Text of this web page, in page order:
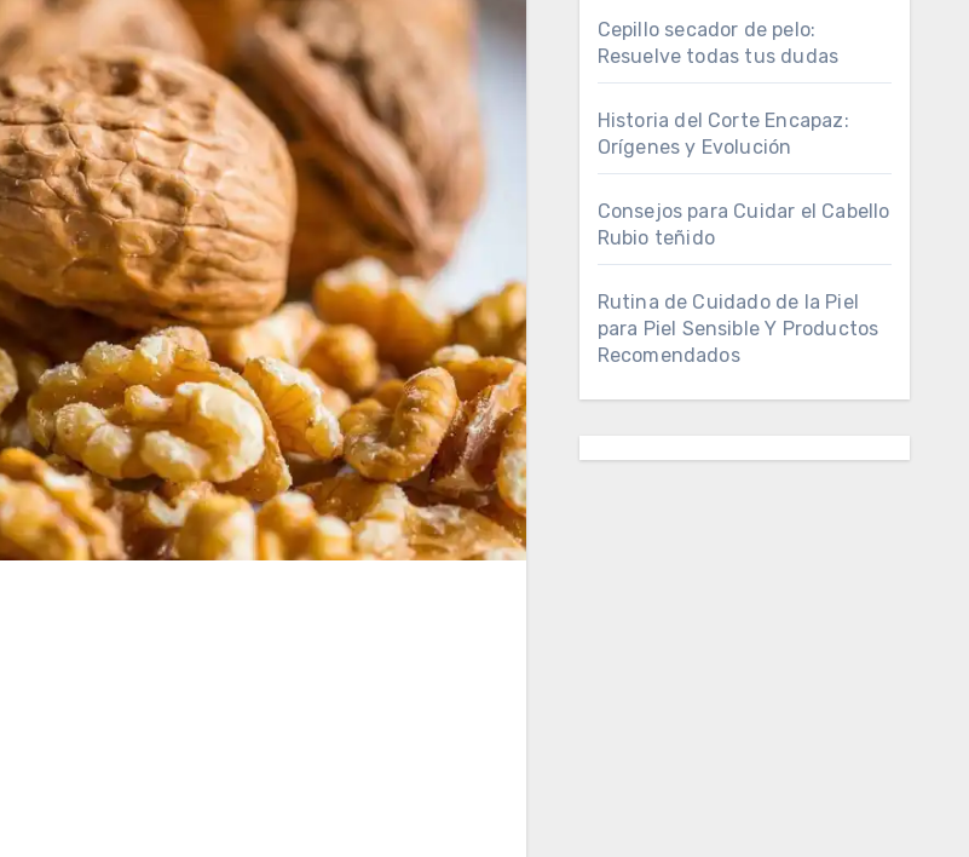
Cepillo secador de pelo:
Resuelve todas tus dudas
Historia del Corte Encapaz:
Orígenes y Evolución
Consejos para Cuidar el Cabello
Rubio teñido
Rutina de Cuidado de la Piel
para Piel Sensible Y Productos
Recomendados